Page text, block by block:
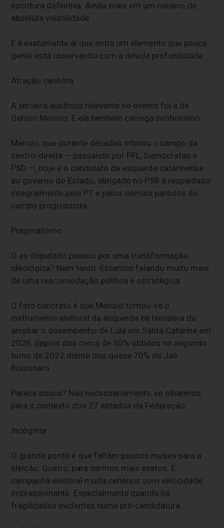
escritura definitiva. Ainda mais em um cenário de
absoluta volatilidade.
E é exatamente aí que entra um elemento que pouca
gente está observando com a devida profundidade.
Atração canhota
A terceira ausência relevante no evento foi a de
Gelson Merisio. E ela também carrega simbolismo.
Merisio, que durante décadas orbitou o campo da
centro-direita — passando por PFL, Democratas e
PSD —, hoje é o candidato da esquerda catarinense
ao governo do Estado, abrigado no PSB e respaldado
integralmente pelo PT e pelos demais partidos do
campo progressista.
Pragmatismo
O ex-deputado passou por uma transformação
ideológica? Nem tanto. Estamos falando muito mais
de uma reacomodação política e estratégica.
O fato concreto é que Merisio tornou-se o
instrumento eleitoral da esquerda na tentativa de
ampliar o desempenho de Lula em Santa Catarina em
2026, depois dos cerca de 30% obtidos no segundo
turno de 2022 diante dos quase 70% de Jair
Bolsonaro.
Parece pouco? Não necessariamente, se olharmos
para o contexto dos 27 estados da Federação.
Incógnita
O grande ponto é que faltam poucos meses para a
eleição. Quatro, para sermos mais exatos. E
campanha eleitoral muda cenários com velocidade
impressionante. Especialmente quando há
fragilidades evidentes numa pré-candidatura.